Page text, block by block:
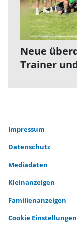
Neue
Trainer
Impressum
Datenschutz
Mediadaten
Kleinanzeigen
Familienanzeigen
Cookie Einstellungen